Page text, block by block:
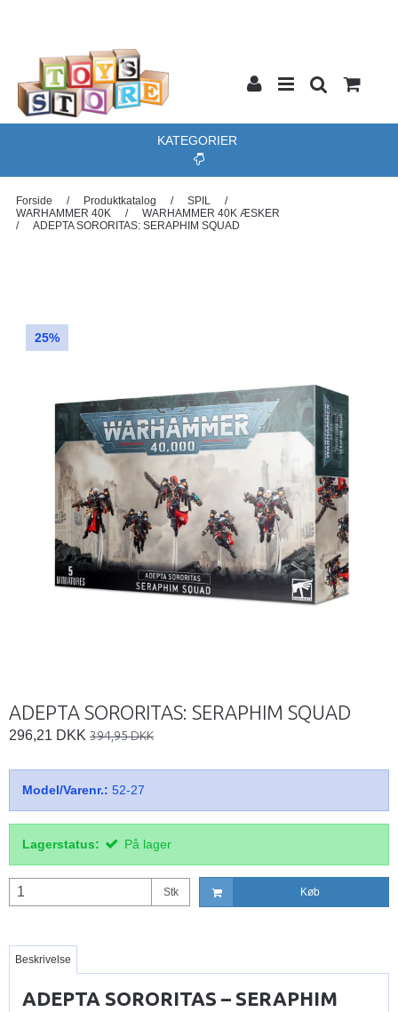
KATEGORIER
Forside / Produktkatalog / SPIL
/
WARHAMMER 40K
/
WARHAMMER 40K ÆSKER
/
ADEPTA SORORITAS: SERAPHIM SQUAD
25%
ADEPTA SORORITAS: SERAPHIM SQUAD
296,21 DKK 394,95 DKK
Model/Varenr.: 52-27
Lagerstatus: På lager
Stk Køb
Beskrivelse
ADEPTA SORORITAS – SERAPHIM